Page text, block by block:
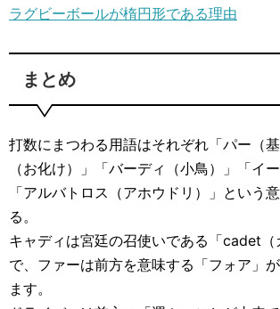
ラグビーボールが楕円形である理由
まとめ
打数にまつわる用語はそれぞれ「パー（
（お化け）」「バーディ（小鳥）」「イ
「アルバトロス（アホウドリ）」という
る。
キャディは宮廷の召使いである「cadet
で、ファーは前方を意味する「フォア」
ます。